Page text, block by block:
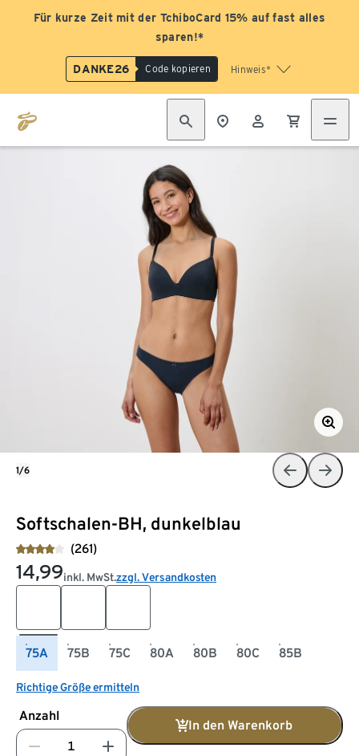
Für kurze Zeit mit der TchiboCard 15% auf fast alles
sparen!*
DANKE26 Code kopieren Hinweis*
Softschalen-BH, dunkelblau
(261)
14,99inkl. MwSt.zzgl. Versandkosten
75A 75B 75C 80A 80B 80C 85B
Richtige Größe ermitteln
Anzahl
In den Warenkorb
1/6